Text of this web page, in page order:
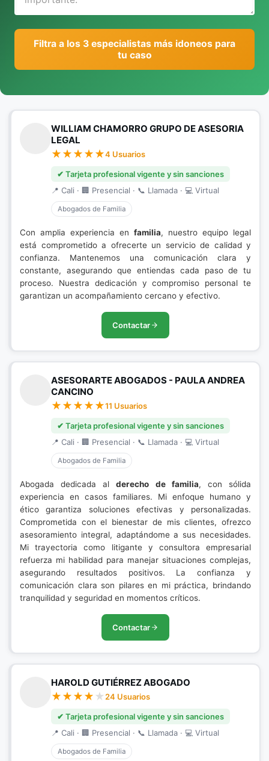
Filtra a los 3 especialistas más idoneos para
tu caso
WILLIAM CHAMORRO GRUPO DE ASESORIA
LEGAL
4 Usuarios
✔ Tarjeta profesional vigente y sin sanciones
📍 Cali · 🏢 Presencial · 📞 Llamada · 💻 Virtual
Abogados de Familia
Con amplia experiencia en familia, nuestro equipo legal
está comprometido a ofrecerte un servicio de calidad y
confianza. Mantenemos una comunicación clara y
constante, asegurando que entiendas cada paso de tu
proceso. Nuestra dedicación y compromiso personal te
garantizan un acompañamiento cercano y efectivo.
Contactar
ASESORARTE ABOGADOS - PAULA ANDREA
CANCINO
11 Usuarios
✔ Tarjeta profesional vigente y sin sanciones
📍 Cali · 🏢 Presencial · 📞 Llamada · 💻 Virtual
Abogados de Familia
Abogada dedicada alderecho de familia, con sólida
experiencia en casos familiares. Mi enfoque humano y
ético garantiza soluciones efectivas y personalizadas.
Comprometida con el bienestar de mis clientes, ofrezco
asesoramiento integral, adaptándome a sus necesidades.
Mi trayectoria como litigante y consultora empresarial
refuerza mi habilidad para manejar situaciones complejas,
asegurando resultados positivos. La confianza y
comunicación clara son pilares en mi práctica, brindando
tranquilidad y seguridad en momentos críticos.
Contactar
HAROLD GUTIÉRREZ ABOGADO
24 Usuarios
✔ Tarjeta profesional vigente y sin sanciones
📍 Cali · 🏢 Presencial · 📞 Llamada · 💻 Virtual
Abogados de Familia